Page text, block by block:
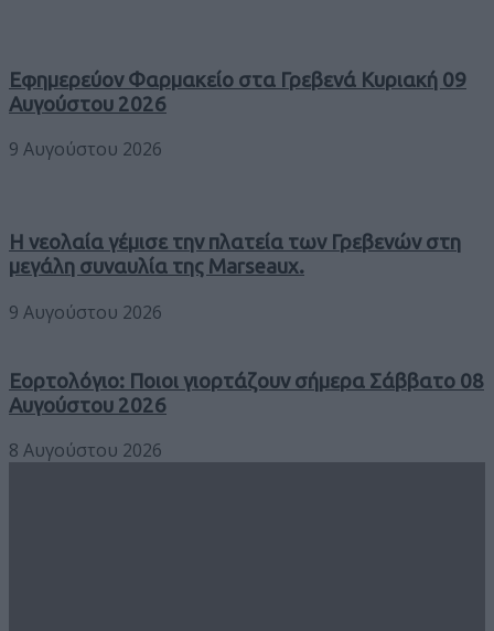
Εφημερεύον Φαρμακείο στα Γρεβενά Κυριακή 09
Αυγούστου 2026
9 Αυγούστου 2026
Η νεολαία γέμισε την πλατεία των Γρεβενών στη
μεγάλη συναυλία της Marseaux.
9 Αυγούστου 2026
Εορτολόγιο: Ποιοι γιορτάζουν σήμερα Σάββατο 08
Αυγούστου 2026
8 Αυγούστου 2026